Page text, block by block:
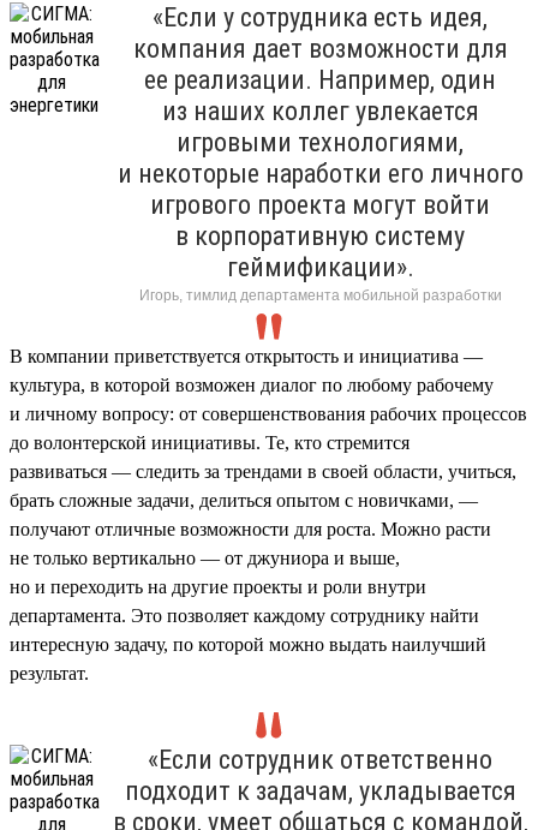
«Если у сотрудника есть идея,
компания дает возможности для
ее реализации. Например, один
из наших коллег увлекается
игровыми технологиями,
и некоторые наработки его личного
игрового проекта могут войти
в корпоративную систему
геймификации».
Игорь, тимлид департамента мобильной разработки
В компании приветствуется открытость и инициатива —
культура, в которой возможен диалог по любому рабочему
и личному вопросу: от совершенствования рабочих процессов
до волонтерской инициативы. Те, кто стремится
развиваться — следить за трендами в своей области, учиться,
брать сложные задачи, делиться опытом с новичками, —
получают отличные возможности для роста. Можно расти
не только вертикально — от джуниора и выше,
но и переходить на другие проекты и роли внутри
департамента. Это позволяет каждому сотруднику найти
интересную задачу, по которой можно выдать наилучший
результат.
«Если сотрудник ответственно
подходит к задачам, укладывается
в сроки, умеет общаться с командой,